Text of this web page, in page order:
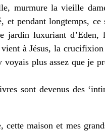
murmure la vieille
et pendant longtemps,
jardin luxuriant
à Jésus, la
plus assez que je
sont devenus des
maison et mes